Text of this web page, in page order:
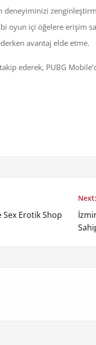
deneyiminizi
oyun içi öğelere erişim
avantaj elde etme.
ederek, PUBG
Erotik Shop
Next: